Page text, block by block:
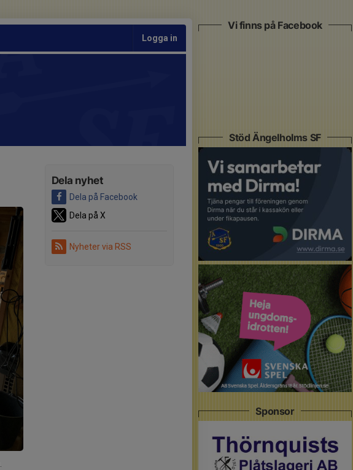
Logga in
Dela nyhet
Dela på Facebook
Dela på X
Nyheter via RSS
Vi finns på Facebook
Stöd Ängelholms SF
Sponsor